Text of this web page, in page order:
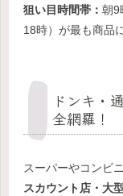
狙い目時間帯： 朝9
18時）が最も商品
ドンキ・
全網羅！
スーパーやコンビ
スカウント店・大